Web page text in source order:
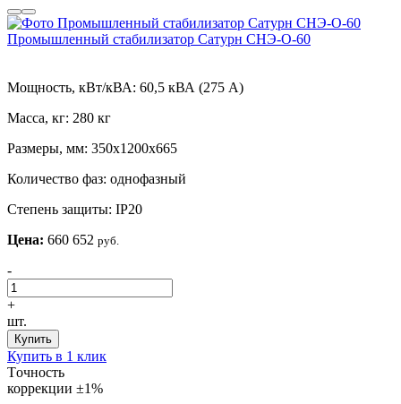
Промышленный стабилизатор Сатурн СНЭ-О-60
Мощность, кВт/кВА: 60,5 кВА (275 А)
Масса, кг: 280 кг
Размеры, мм: 350х1200х665
Количество фаз: однофазный
Степень защиты: IP20
Цена: 660 652 руб.
-
+
шт.
Купить
Купить в 1 клик
Tочность
коррекции ±1%